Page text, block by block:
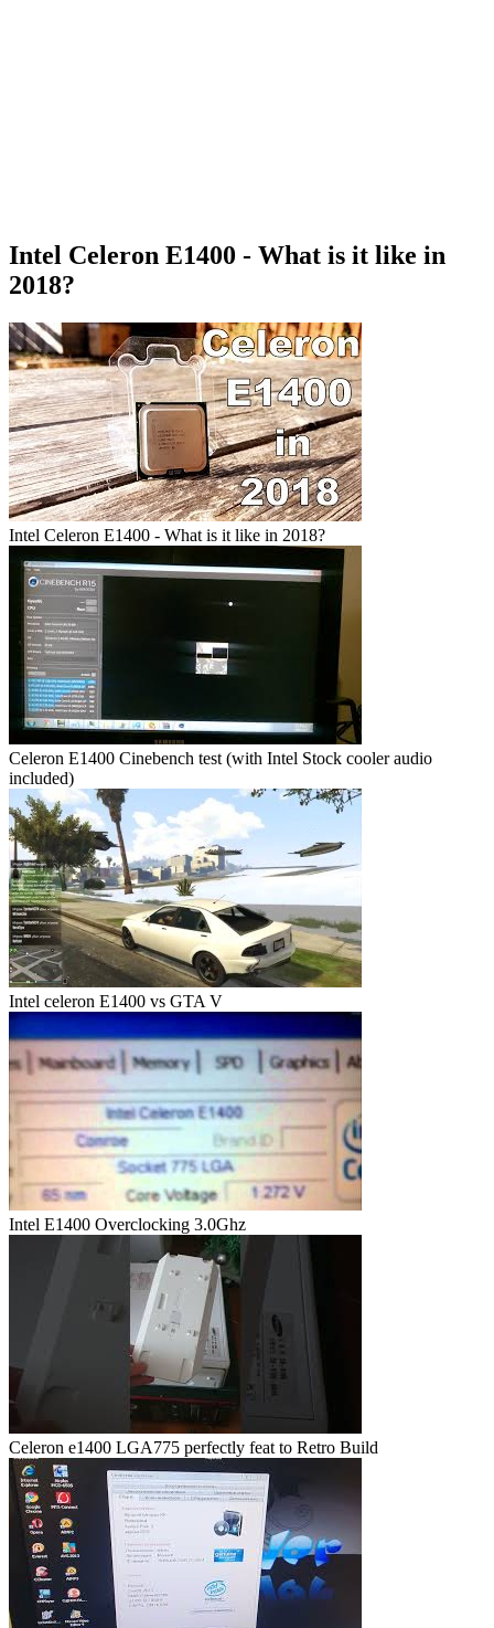
Intel Celeron E1400 - What is it like in
2018?
Intel Celeron E1400 - What is it like in 2018?
Celeron E1400 Cinebench test (with Intel Stock cooler audio
included)
Intel celeron E1400 vs GTA V
Intel E1400 Overclocking 3.0Ghz
Celeron e1400 LGA775 perfectly feat to Retro Build